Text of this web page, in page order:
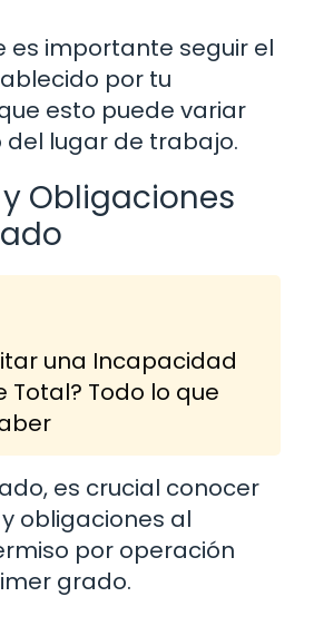
es importante seguir el
por tu
esto puede variar
lugar de trabajo.
Obligaciones
una Incapacidad
Total? Todo lo que
es crucial conocer
obligaciones al
por operación
grado.